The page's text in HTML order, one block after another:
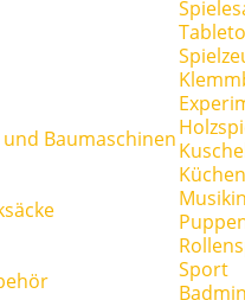
Baumaschinen
Sport